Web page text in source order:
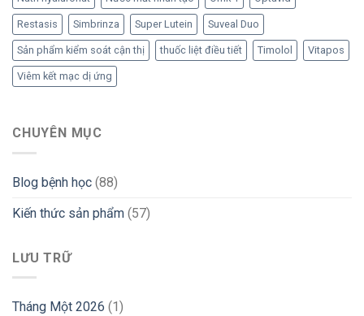
Restasis Simbrinza Super Lutein Suveal Duo
Sản phẩm kiểm soát cận thị thuốc liệt điều tiết Timolol Vitapos
Viêm kết mạc dị ứng
CHUYÊN MỤC
Blog bệnh học (88)
Kiến thức sản phẩm (57)
LƯU TRỮ
Tháng Một 2026 (1)